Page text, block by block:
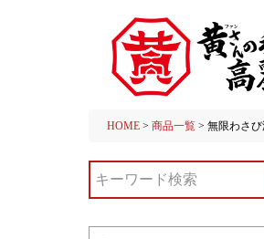
HOME 商品一覧 無限わさび